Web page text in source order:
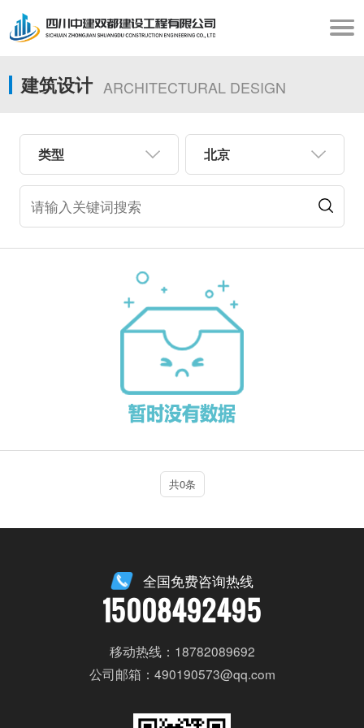
建筑设计 ARCHITECTURAL DESIGN
类型 北京
共0条
全国免费咨询热线
15008492495
移动热线：18782089692
公司邮箱：490190573@qq.com